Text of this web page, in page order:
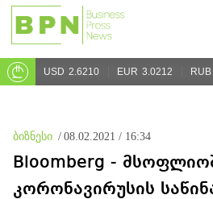
USD 2.6210 EUR 3.0212 RUB
ბიზნესი / 08.02.2021 / 16:34
Bloomberg -
კორონავირუსის